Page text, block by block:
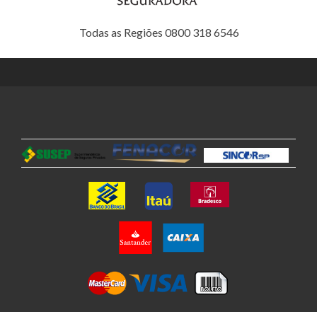
Todas as Regiões 0800 318 6546